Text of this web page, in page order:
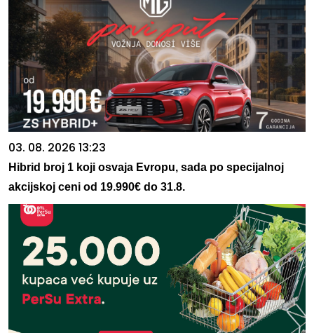
03. 08. 2026 13:23
Hibrid broj 1 koji osvaja Evropu, sada po specijalnoj
akcijskoj ceni od 19.990€ do 31.8.